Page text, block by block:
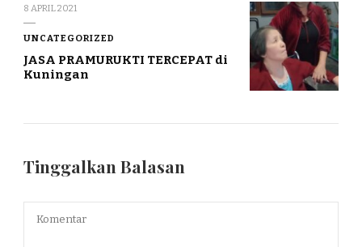
8 APRIL 2021
UNCATEGORIZED
JASA PRAMURUKTI TERCEPAT di
Kuningan
Tinggalkan Balasan